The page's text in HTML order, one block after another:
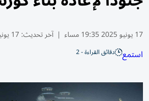
17 يونيو 2025 19:35 مساء | آخر تحديث:17 يونيو 19:35 2025
استمع دقائق القراءة - 2